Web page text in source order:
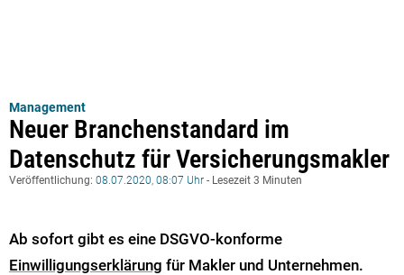
Management
Neuer Branchenstandard im
Datenschutz für Versicherungsmakler
Veröffentlichung: 08.07.2020, 08:07 Uhr - Lesezeit 3 Minuten
Ab sofort gibt es eine DSGVO-konforme
Einwilligungserklärung für Makler und Unternehmen.